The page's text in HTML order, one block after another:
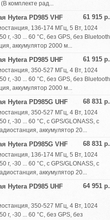
комплекте рад...
61 915 р.
Hytera PD985 VHF
136-174 МГц, 5 Вт, 1024
г, -30 ... 60 °С, без GPS, без Bluetooth
аккумулятор 2000 м...
61 915 р.
Hytera PD985 UHF
350-527 МГц, 4 Вт, 1024
г, -30 ... 60 °С, без GPS, без Bluetooth
аккумулятор 2000 м...
68 831 р.
Hytera PD985G UHF
350-527 МГц, 4 Вт, 1024
г, -30 ... 60 °С, с GPS/GLONASS, с
аккумулятор 20...
68 831 р.
Hytera PD985G VHF
136-174 МГц, 5 Вт, 1024
г, -30 ... 60 °С, с GPS/GLONASS, с
аккумулятор 20...
64 951 р.
Hytera PD985 UHF
350-527 МГц, 4 Вт, 1024
г, -30 ... 60 °С, без GPS, без